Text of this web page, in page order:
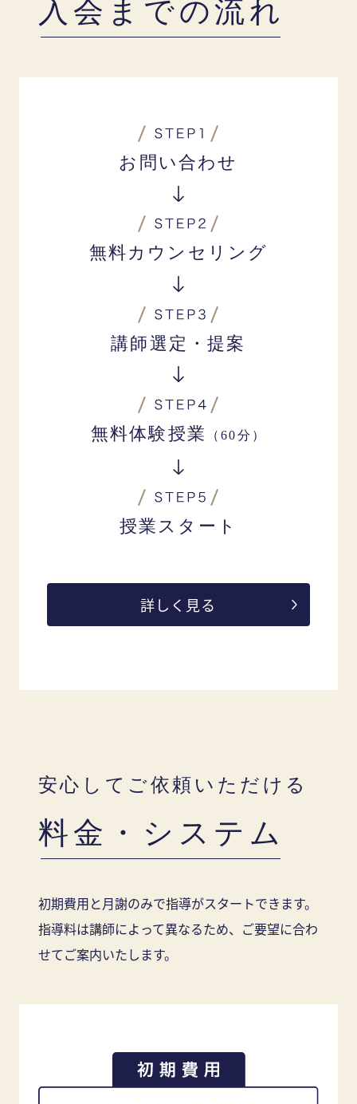
入会までの流れ
お問い合わせ
無料カウンセリング
講師選定・提案
無料体験授業 （60分）
授業スタート
詳しく見る
安心してご依頼いただける
料金・システム
初期費用と月謝のみで指導がスタートできます。
指導料は講師によって異なるため、ご要望に合わ
せてご案内いたします。